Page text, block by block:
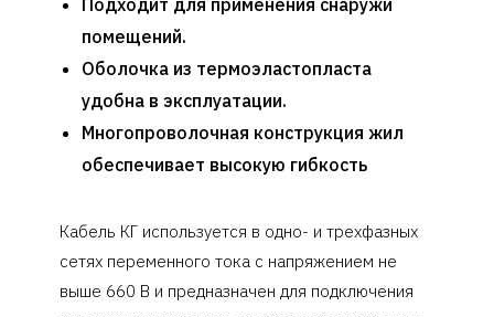
Кабель КГ используется в одно- и трехфазных
сетях переменного тока с напряжением не
выше 660 В и предназначен для подключения
Подходит для применения снаружи
помещений.
Оболочка из термоэластопласта
удобна в эксплуатации.
Многопроволочная конструкция жил
обеспечивает высокую гибкость